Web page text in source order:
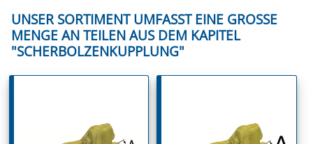
UNSER SORTIMENT UMFASST EINE GROSSE M
ENGE AN TEILEN AUS DEM KAPITEL "
SCHERBOLZENKUPPLUNG"